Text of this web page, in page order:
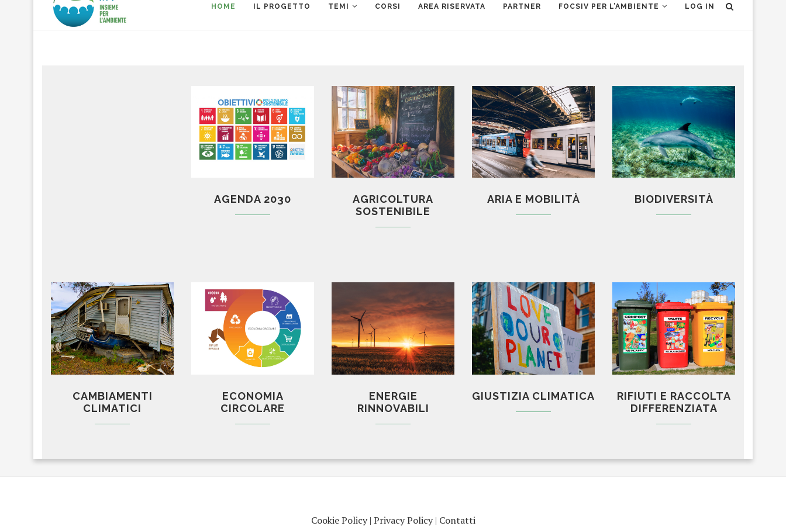
HOME IL PROGETTO TEMI CORSI AREA RISERVATA PARTNER FOCSIV PER L’AMBIENTE LOG IN
AGENDA 2030
AGRICOLTURA
SOSTENIBILE
ARIA E MOBILITÀ BIODIVERSITÀ
CAMBIAMENTI
CLIMATICI
ECONOMIA
CIRCOLARE
ENERGIE
RINNOVABILI
GIUSTIZIA CLIMATICA
RIFIUTI E RACCOLTA
DIFFERENZIATA
Cookie Policy| Privacy Policy| Contatti